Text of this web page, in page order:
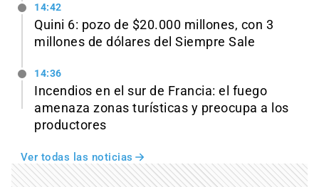
14:42
Quini 6: pozo de $20.000 millones, con 3
millones de dólares del Siempre Sale
14:36
Incendios en el sur de Francia: el fuego
amenaza zonas turísticas y preocupa a los
productores
Ver todas las noticias